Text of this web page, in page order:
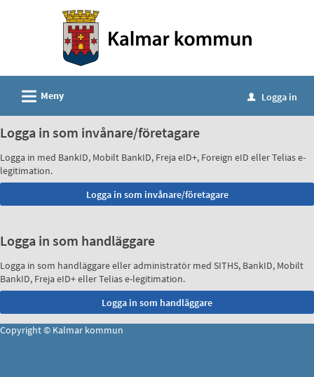
Välkommen
Kalmar
kommun
L Meny u Logga in
Logga in som invånare/företagare
Logga in med BankID, Mobilt BankID, Freja eID+, Foreign eID eller Telias e-
legitimation.
Logga in som handläggare
Logga in som handläggare eller administratör med SITHS, BankID, Mobilt
BankID, Freja eID+ eller Telias e-legitimation.
Copyright © Kalmar kommun